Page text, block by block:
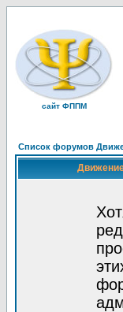
сайт ФППМ
Список форумов